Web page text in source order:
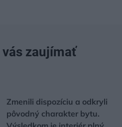
zaujímať
Zmenili dispozíciu a odkryli
pôvodný charakter bytu.